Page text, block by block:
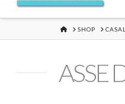
HOME
SHOP
ASSE